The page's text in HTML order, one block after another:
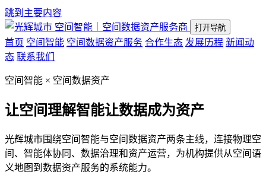
跳到主要内容
空间智能｜空间数据资产服务商
打开导航
首页 空间智能 空间数据资产服务 合作生态 发展历程 新闻动
态 联系我们
空间智能 × 空间数据资产
让空间理解智能让数据成为资产
光辉城市围绕空间智能与空间数据资产两条主线，连接物理空
间、智能体协同、数据治理和资产运营，为机构提供从空间语
义地图到数据资产服务的系统能力。